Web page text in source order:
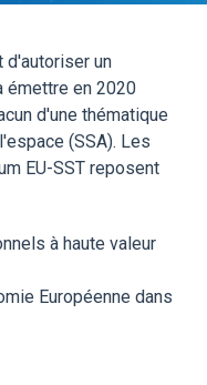
d'autoriser un
émettre en 2020
d'une thématique
(SSA). Les
EU-SST reposent
à haute valeur
Européenne dans